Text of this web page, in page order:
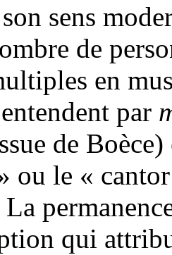
sens
de
en
par
de
ou le «
La
qui